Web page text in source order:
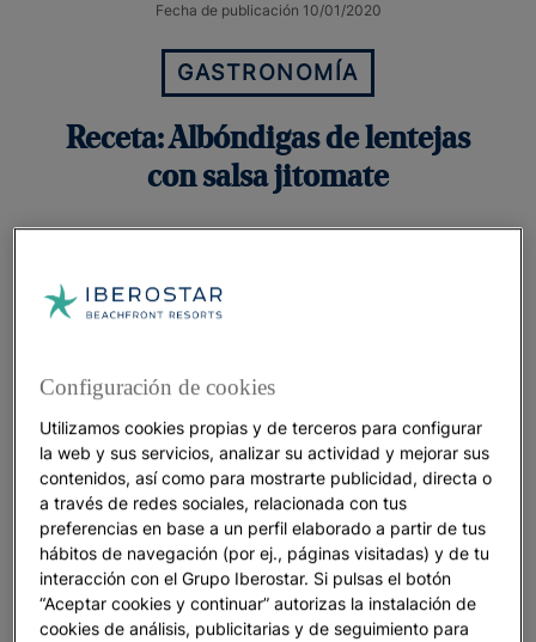
Fecha de publicación 10/01/2020
GASTRONOMÍA
Receta: Albóndigas de lentejas
con salsa jitomate
Ingredientes
cebolla pequeña, 50g de calabaza
cruda, Sal, Curry, Comino, Perejil, Ajo en polvo
Para la salsa
5 tomates, 2 ajíes picantes -ajustar al gusto-, 1
de cebolla blanca picada finamente, 1 rama de
cilantro , 1 limón (el zumo), 500 ml taza de
agua, Sal
Configuración de cookies
Utilizamos cookies propias y de terceros para configurar
la web y sus servicios, analizar su actividad y mejorar sus
contenidos, así como para mostrarte publicidad, directa o
a través de redes sociales, relacionada con tus
preferencias en base a un perfil elaborado a partir de tus
hábitos de navegación (por ej., páginas visitadas) y de tu
interacción con el Grupo Iberostar. Si pulsas el botón
“Aceptar cookies y continuar” autorizas la instalación de
cookies de análisis, publicitarias y de seguimiento para